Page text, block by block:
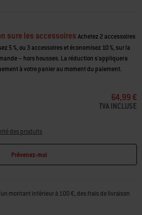
peuvent s’insérer dans l’ouverture de la
en acier inoxydable avec couvercles à
garder la fraîcheur des aliments et éviter
sure les accessoires Achetez 2 accessoires
5 %, ou 3 accessoires et économisez 10 %, sur la
– hors housses. La réduction s'appliquera
à votre panier au moment du paiement.
64,99 €
TVA INCLUSE
des produits
Prévenez-moi
montant inférieur à 100 €, des frais de livraison